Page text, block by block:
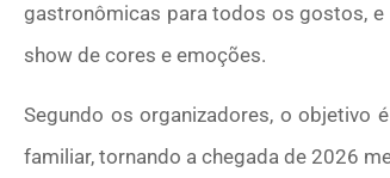
gastronômicas para todos os gostos,
show de cores e emoções.
Segundo os organizadores, o objetivo
familiar, tornando a chegada de 2026